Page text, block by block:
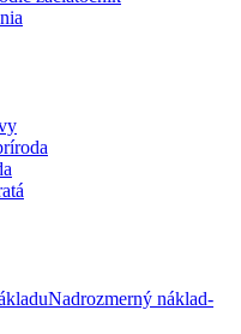
Nadrozmerný náklad-